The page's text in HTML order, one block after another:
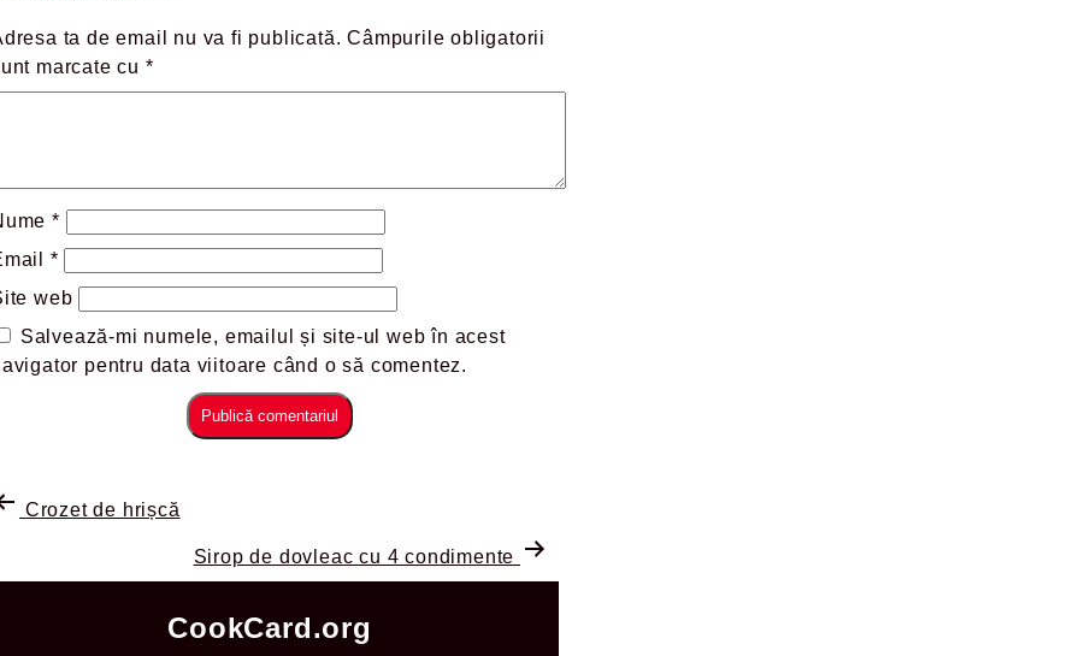
ta de email nu va fi publicată. Câmpurile obligatorii
marcate cu *
*
*
web
Salvează-mi numele, emailul și site-ul web în acest
pentru data viitoare când o să comentez.
Crozet de hrișcă
Sirop de dovleac cu 4 condimente
CookCard.org